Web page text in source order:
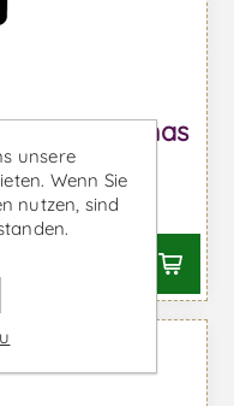
Vinhas Velhas
MwSt.
unsere
Wenn Sie
nutzen, sind